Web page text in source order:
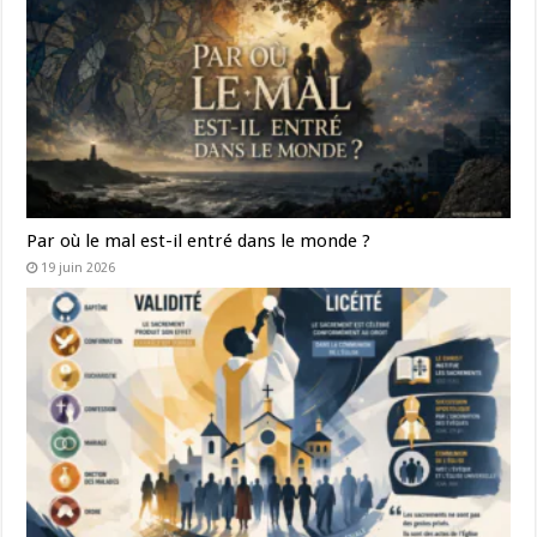
nous avons blessé par le péché le cœur de notre Père qui nous
veut frères et sœurs. Nous sommes devenus indifférents à tous
et à tout, sauf à nous-mêmes. Et avec honte nous disons :
pardonne-nous, Seigneur !
Dans la misère du péché, dans nos fatigues et nos fragilités,
dans le mystère d’iniquité du mal et de la guerre, toi, Mère
sainte, tu nous rappelles que Dieu ne nous abandonne pas et
qu’il continue à nous regarder avec amour, désireux de nous
pardonner et de nous relever. C’est Lui qui t’a donnée à nous et
qui a fait de ton Cœur immaculé un refuge pour l’Église et pour
l’humanité. Par bonté divine, tu es avec nous, et tu nous conduis
avec tendresse, même dans les tournants les plus resserrés de
l’histoire.
Nous recourons donc à toi, nous frappons à la porte de ton
Cœur, nous, tes chers enfants qu’en tout temps tu ne te lasses
pas de visiter et d’inviter à la conversion. En cette heure sombre,
viens nous secourir et nous consoler. Répète à chacun d’entre
nous : “Ne suis-je pas ici, moi qui suis ta Mère?” Tu sais
Par où le mal est-il entré dans le monde ?
19 juin 2026